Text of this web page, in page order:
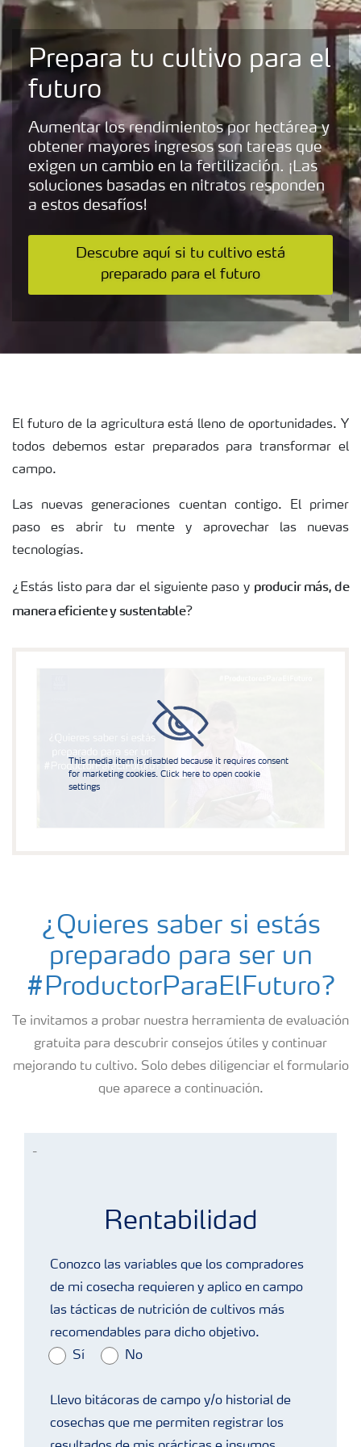
Prepara tu cultivo para el
futuro
Aumentar los rendimientos por hectárea y
obtener mayores ingresos son tareas que
exigen un cambio en la fertilización. ¡Las
soluciones basadas en nitratos responden
a estos desafíos!
Descubre aquí si tu cultivo está
preparado para el futuro
El futuro de la agricultura está lleno de oportunidades. Y
todos debemos estar preparados para transformar el
campo.
Las nuevas generaciones cuentan contigo. El primer
paso es abrir tu mente y aprovechar las nuevas
tecnologías.
¿Estás listo para dar el siguiente paso y producir más, de
manera eficiente y sustentable?
This media item is disabled because it requires consent
for marketing cookies. Click here to open cookie
settings
¿Quieres saber si estás
preparado para ser un
#ProductorParaElFuturo?
Te invitamos a probar nuestra herramienta de evaluación
gratuita para descubrir consejos útiles y continuar
mejorando tu cultivo. Solo debes diligenciar el formulario
que aparece a continuación.
-
Rentabilidad
Conozco las variables que los compradores
de mi cosecha requieren y aplico en campo
las tácticas de nutrición de cultivos más
recomendables para dicho objetivo.
Sí
No
Llevo bitácoras de campo y/o historial de
cosechas que me permiten registrar los